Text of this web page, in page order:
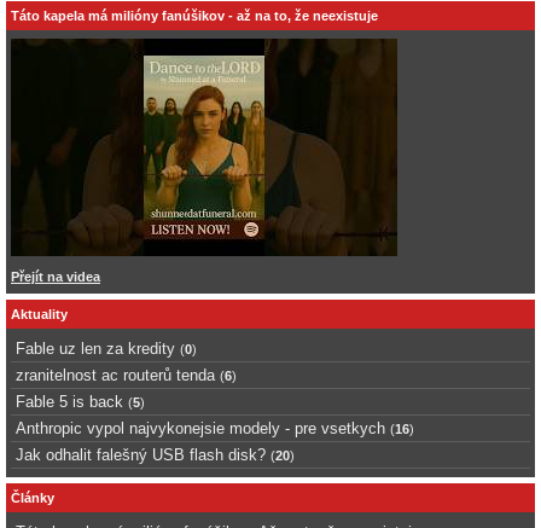
Táto kapela má milióny fanúšikov - až na to, že neexistuje
Přejít na videa
Aktuality
Fable uz len za kredity (0)
zranitelnost ac routerů tenda (6)
Fable 5 is back (5)
Anthropic vypol najvykonejsie modely - pre vsetkych (16)
Jak odhalit falešný USB flash disk? (20)
Články